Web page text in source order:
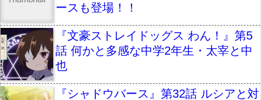
ースも登場！！
『文豪ストレイドッグス わん！』第5
話 何かと多感な中学2年生・太宰と中
也
『シャドウバース』第32話 ルシアと対